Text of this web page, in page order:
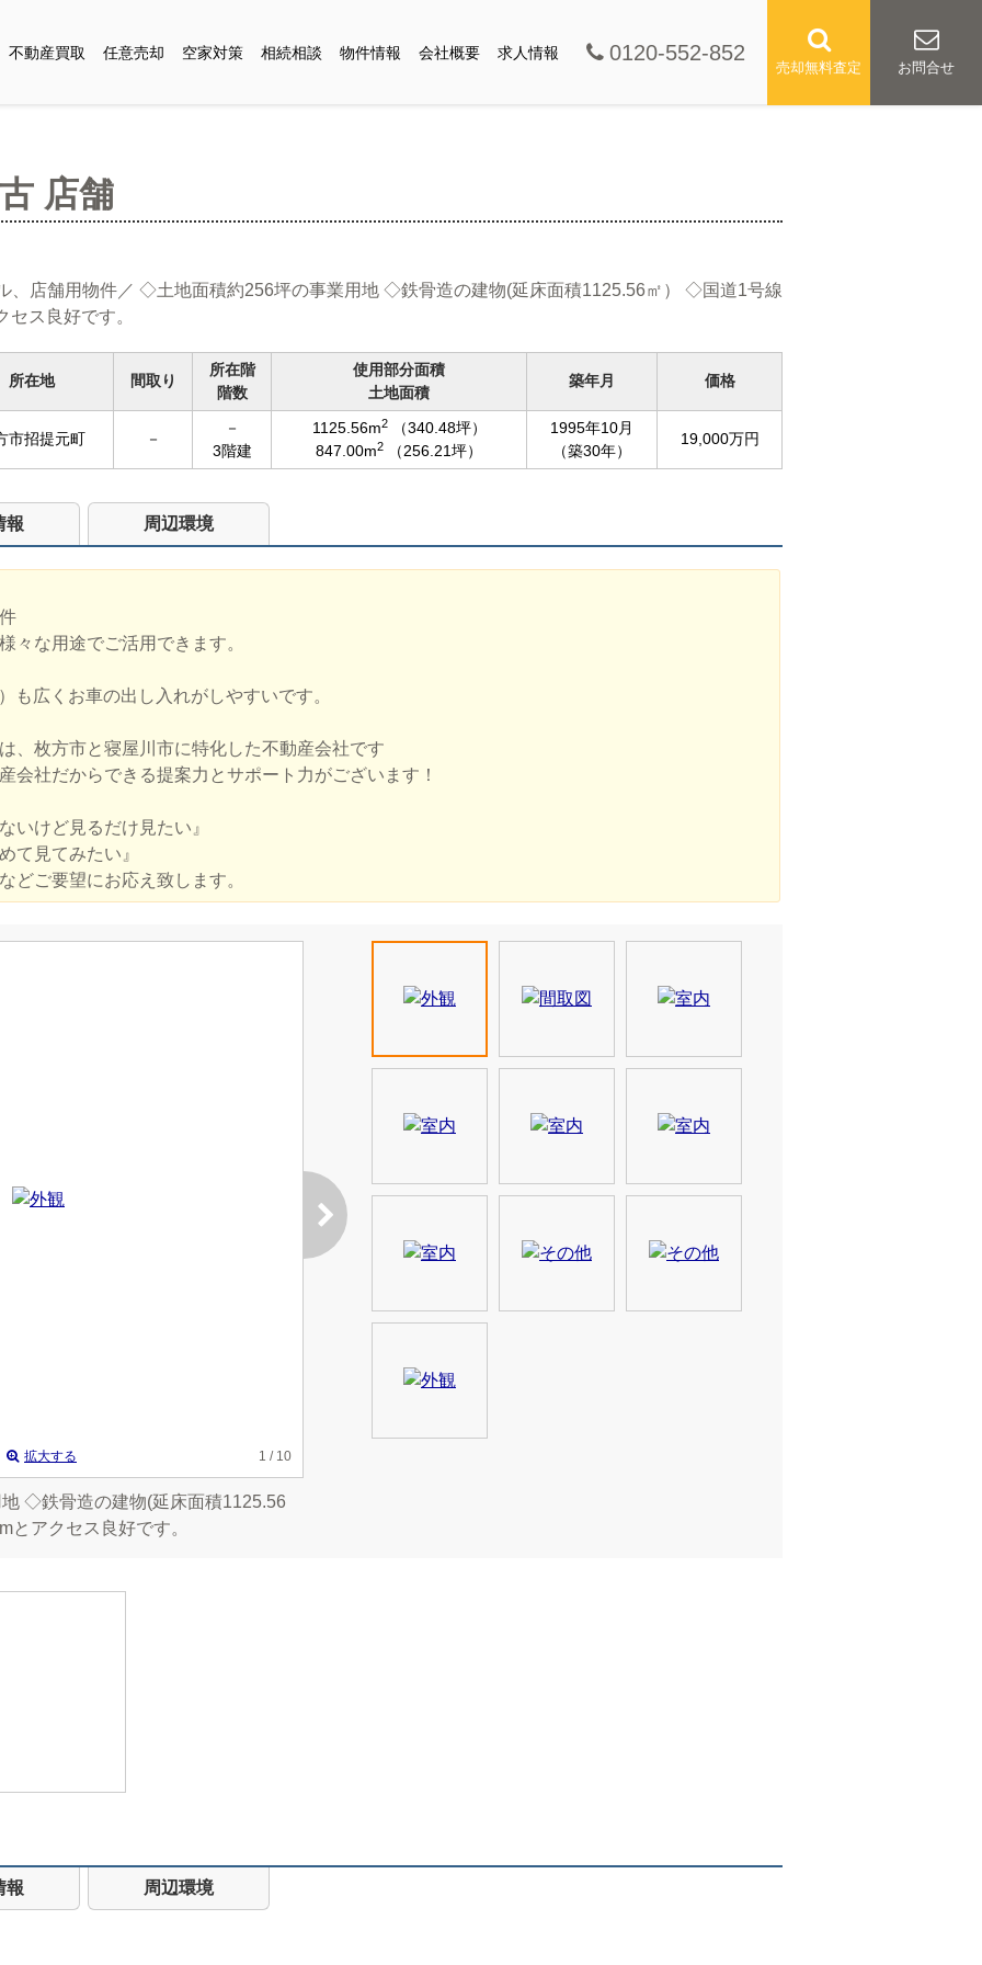
不動産買取 任意売却 空家対策 相続相談 物件情報 会社概要 求人情報 0120-552-852
売却無料査定 お問合せ
店舗
、店舗用物件／ ◇土地面積約256坪の事業用地 ◇鉄骨造の建物(延床面積1125.56㎡） ◇国道1号線
セス良好です。
所在地 間取り
所在階
階数
使用部分面積
土地面積
築年月 価格
市招提元町 －
－
3階建
1125.56m2
（340.48坪）
847.00m2 （256.21坪）
1995年10月
（築30年）
19,000万円
報 周辺環境
々な用途でご活用できます。
も広くお車の出し入れがしやすいです。
、枚方市と寝屋川市に特化した不動産会社です
会社だからできる提案力とサポート力がございます！
いけど見るだけ見たい』
て見てみたい』
どご要望にお応え致します。
拡大する 1 / 10
◇鉄骨造の建物(延床面積1125.56
アクセス良好です。
報 周辺環境